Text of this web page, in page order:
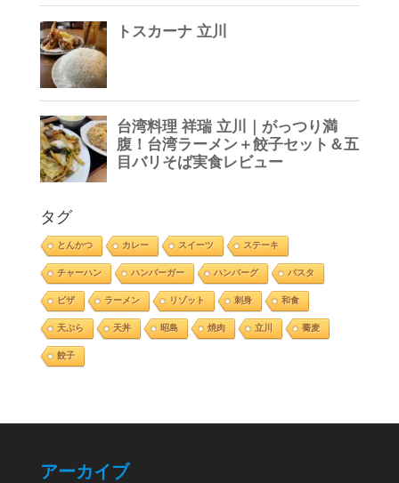
タグ
とんかつ カレー スイーツ ステーキ
チャーハン ハンバーガー ハンバーグ パスタ
ピザ ラーメン リゾット 刺身 和食
天ぷら 天丼 昭島 焼肉 立川 蕎麦
餃子
アーカイブ